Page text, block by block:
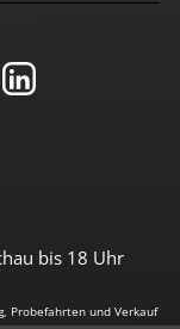
bis 18 Uhr
Probefahrten und Verkauf